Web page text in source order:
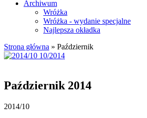
Archiwum
Wróżka
Wróżka - wydanie specjalne
Najlepsza okładka
Strona główna » Październik
Październik 2014
2014/10